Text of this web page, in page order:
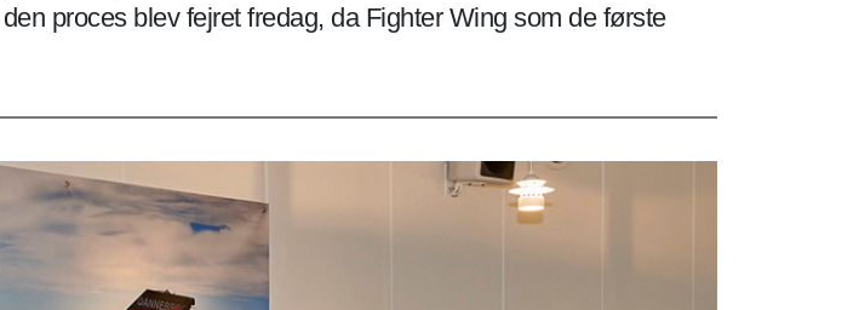
proces blev fejret fredag, da Fighter Wing som de første